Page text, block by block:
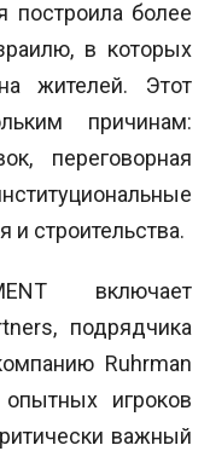
построила более
в которых
жителей. Этот
причинам:
переговорная
и строительства.
включает
подрядчика
Ruhrman
игроков
важный